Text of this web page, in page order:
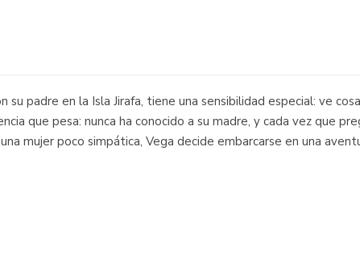
su padre en la Isla Jirafa, tiene una sensibilidad especial: ve
que pesa: nunca ha conocido a su madre, y cada vez que
mujer poco simpática, Vega decide embarcarse en una